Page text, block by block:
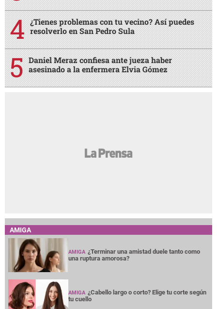
¿Tienes problemas con tu vecino? Así puedes
resolverlo en San Pedro Sula
Daniel Meraz confiesa ante jueza haber
asesinado a la enfermera Elvia Gómez
AMIGA
AMIGA ¿Terminar una amistad duele tanto como
una ruptura amorosa?
AMIGA ¿Cabello largo o corto? Elige tu corte según
tu cuello